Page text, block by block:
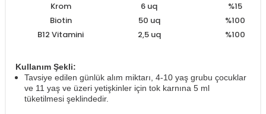
Krom
6 uq
%15
Biotin
50 uq
%100
B12 Vitamini
2,5 uq %100
Kullanım Şekli:
Tavsiye edilen günlük alım miktarı, 4-10 yaş grubu çocuklar
ve 11 yaş ve üzeri yetişkinler için tok karnına 5 ml
tüketilmesi şeklindedir.